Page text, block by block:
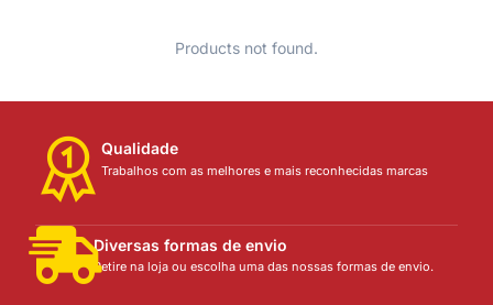
Products not found.
Qualidade
Trabalhos com as melhores e mais reconhecidas marcas
Diversas formas de envio
Retire na loja ou escolha uma das nossas formas de envio.